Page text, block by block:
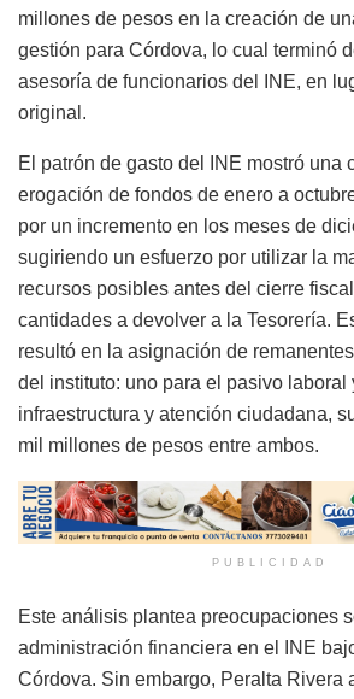
millones de pesos en la creación de
gestión para Córdova, lo cual terminó
asesoría de funcionarios del INE, en
original.
El patrón de gasto del INE mostró una
erogación de fondos de enero a
por un incremento en los meses de
sugiriendo un esfuerzo por utilizar la
recursos posibles antes del cierre
cantidades a devolver a la Tesorería.
resultó en la asignación de
del instituto: uno para el pasivo laboral
infraestructura y atención ciudadana,
mil millones de pesos entre ambos.
PUBLICIDAD
Este análisis plantea preocupaciones
administración financiera en el INE
Córdova. Sin embargo, Peralta Rivera